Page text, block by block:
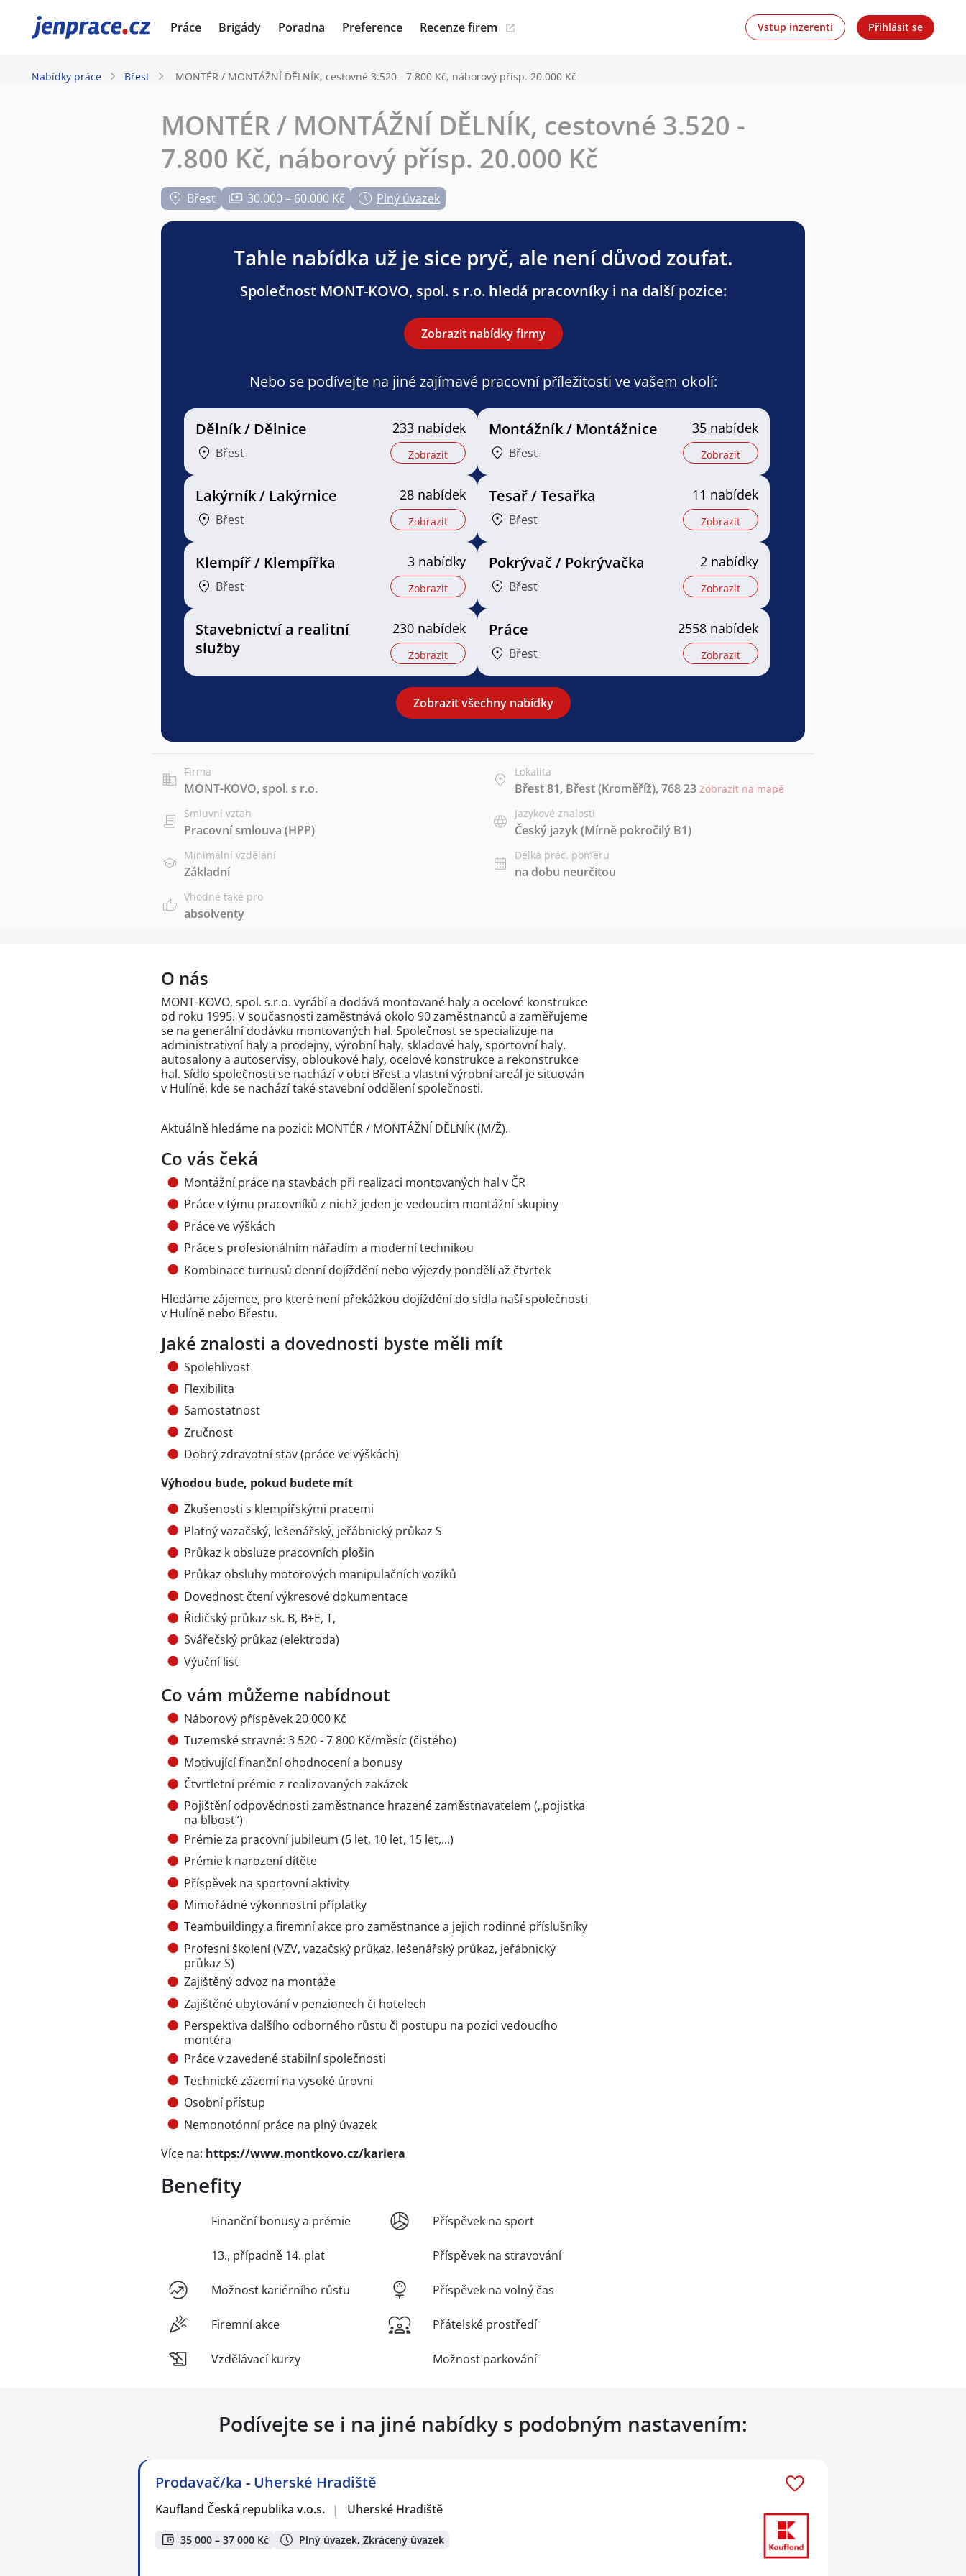
JenPráce.cz Práce Brigády Poradna Preference Recenze firem Vstup inzerenti Přihlásit se
Nabídky práce Břest MONTÉR / MONTÁŽNÍ DĚLNÍK, cestovné 3.520 - 7.800 Kč, náborový přísp. 20.000 Kč
MONTÉR / MONTÁŽNÍ DĚLNÍK, cestovné 3.520 -
7.800 Kč, náborový přísp. 20.000 Kč
Břest 30.000 – 60.000 Kč Plný úvazek
Tahle nabídka už je sice pryč, ale není důvod zoufat.
Společnost MONT-KOVO, spol. s r.o. hledá pracovníky i na další pozice:
Zobrazit nabídky firmy
Nebo se podívejte na jiné zajímavé pracovní příležitosti ve vašem okolí:
Dělník / Dělnice
Břest
233 nabídek
Zobrazit
Montážník / Montážnice
Břest
35 nabídek
Zobrazit
Lakýrník / Lakýrnice
Břest
28 nabídek
Zobrazit
Tesař / Tesařka
Břest
11 nabídek
Zobrazit
Klempíř / Klempířka
Břest
3 nabídky
Zobrazit
Pokrývač / Pokrývačka
Břest
2 nabídky
Zobrazit
Stavebnictví a realitní
služby
230 nabídek
Zobrazit
Práce
Břest
2558 nabídek
Zobrazit
Zobrazit všechny nabídky
Firma
MONT-KOVO, spol. s r.o.
Lokalita
Břest 81, Břest (Kroměříž), 768 23 Zobrazit na mapě
Smluvní vztah
Pracovní smlouva (HPP)
Jazykové znalosti
Český jazyk(Mírně pokročilý B1)
Minimální vzdělání
Základní
Délka prac. poměru
na dobu neurčitou
Vhodné také pro
absolventy
O nás
MONT-KOVO, spol. s.r.o. vyrábí a dodává montované haly a ocelové konstrukce
od roku 1995. V současnosti zaměstnává okolo 90 zaměstnanců a zaměřujeme
se na generální dodávku montovaných hal. Společnost se specializuje na
administrativní haly a prodejny, výrobní haly, skladové haly, sportovní haly,
autosalony a autoservisy, obloukové haly, ocelové konstrukce a rekonstrukce
hal. Sídlo společnosti se nachází v obci Břest a vlastní výrobní areál je situován
v Hulíně, kde se nachází také stavební oddělení společnosti.
Aktuálně hledáme na pozici: MONTÉR / MONTÁŽNÍ DĚLNÍK (M/Ž).
Co vás čeká
Montážní práce na stavbách při realizaci montovaných hal v ČR
Práce v týmu pracovníků z nichž jeden je vedoucím montážní skupiny
Práce ve výškách
Práce s profesionálním nářadím a moderní technikou
Kombinace turnusů denní dojíždění nebo výjezdy pondělí až čtvrtek
Hledáme zájemce, pro které není překážkou dojíždění do sídla naší společnosti
v Hulíně nebo Břestu.
Jaké znalosti a dovednosti byste měli mít
Spolehlivost
Flexibilita
Samostatnost
Zručnost
Dobrý zdravotní stav (práce ve výškách)
Výhodou bude, pokud budete mít
Zkušenosti s klempířskými pracemi
Platný vazačský, lešenářský, jeřábnický průkaz S
Průkaz k obsluze pracovních plošin
Průkaz obsluhy motorových manipulačních vozíků
Dovednost čtení výkresové dokumentace
Řidičský průkaz sk. B, B+E, T,
Svářečský průkaz (elektroda)
Výuční list
Co vám můžeme nabídnout
Náborový příspěvek 20 000 Kč
Tuzemské stravné: 3 520 - 7 800 Kč/měsíc (čistého)
Motivující finanční ohodnocení a bonusy
Čtvrtletní prémie z realizovaných zakázek
Pojištění odpovědnosti zaměstnance hrazené zaměstnavatelem („pojistka
na blbost“)
Prémie za pracovní jubileum (5 let, 10 let, 15 let,...)
Prémie k narození dítěte
Příspěvek na sportovní aktivity
Mimořádné výkonnostní příplatky
Teambuildingy a firemní akce pro zaměstnance a jejich rodinné příslušníky
Profesní školení (VZV, vazačský průkaz, lešenářský průkaz, jeřábnický
průkaz S)
Zajištěný odvoz na montáže
Zajištěné ubytování v penzionech či hotelech
Perspektiva dalšího odborného růstu či postupu na pozici vedoucího
montéra
Práce v zavedené stabilní společnosti
Technické zázemí na vysoké úrovni
Osobní přístup
Nemonotónní práce na plný úvazek
Více na: https://www.montkovo.cz/kariera
Benefity
Finanční bonusy a prémie
13., případně 14. plat
Možnost kariérního růstu
Firemní akce
Vzdělávací kurzy
Příspěvek na sport
Příspěvek na stravování
Příspěvek na volný čas
Přátelské prostředí
Možnost parkování
Podívejte se i na jiné nabídky s podobným nastavením:
Prodavač/ka - Uherské Hradiště
Kaufland Česká republika v.o.s. | Uherské Hradiště
35 000 – 37 000 Kč Plný úvazek, Zkrácený úvazek